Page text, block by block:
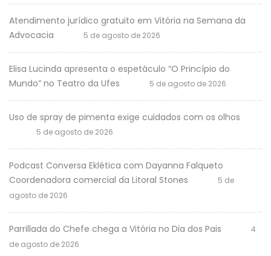
Atendimento jurídico gratuito em Vitória na Semana da
Advocacia
5 de agosto de 2026
Elisa Lucinda apresenta o espetáculo “O Princípio do
Mundo” no Teatro da Ufes
5 de agosto de 2026
Uso de spray de pimenta exige cuidados com os olhos
5 de agosto de 2026
Podcast Conversa Eklética com Dayanna Falqueto
Coordenadora comercial da Litoral Stones
5 de
agosto de 2026
Parrillada do Chefe chega a Vitória no Dia dos Pais
4
de agosto de 2026